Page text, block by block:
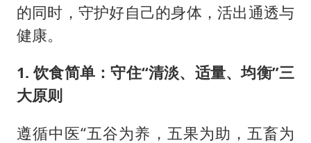
的同时，守护好自己的身体，活出通透与
健康。
1. 饮食简单：守住“清淡、适量、均衡”三
大原则
遵循中医“五谷为养，五果为助，五畜为